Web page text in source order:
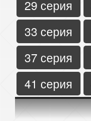
29 серия
33 серия
37 серия
41 серия
45 серия